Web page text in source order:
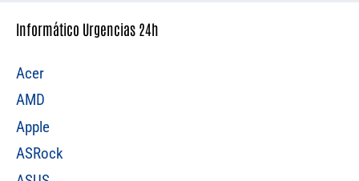
Informático Urgencias 24h
Acer
AMD
Apple
ASRock